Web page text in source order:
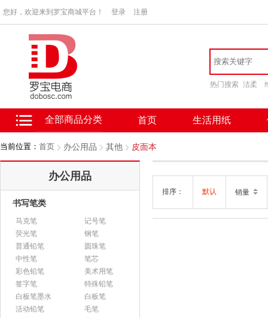
您好，欢迎来到罗宝商城平台！ 登录 注册
热门搜索 洁柔
全部商品分类 首页 生活用纸
当前位置： 首页 办公用品 其他 皮面本
办公用品
书写笔类
马克笔
记号笔
荧光笔
钢笔
普通铅笔
圆珠笔
中性笔
笔芯
彩色铅笔
美术用笔
签字笔
特殊铅笔
白板笔墨水
白板笔
活动铅笔
毛笔
排序： 默认 销量